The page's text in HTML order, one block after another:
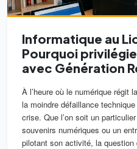
Informatique au
Pourquoi
avec Génération
À l’heure où le numérique régit
la moindre défaillance
crise. Que l’on soit un
souvenirs numériques ou un
pilotant son activité, la